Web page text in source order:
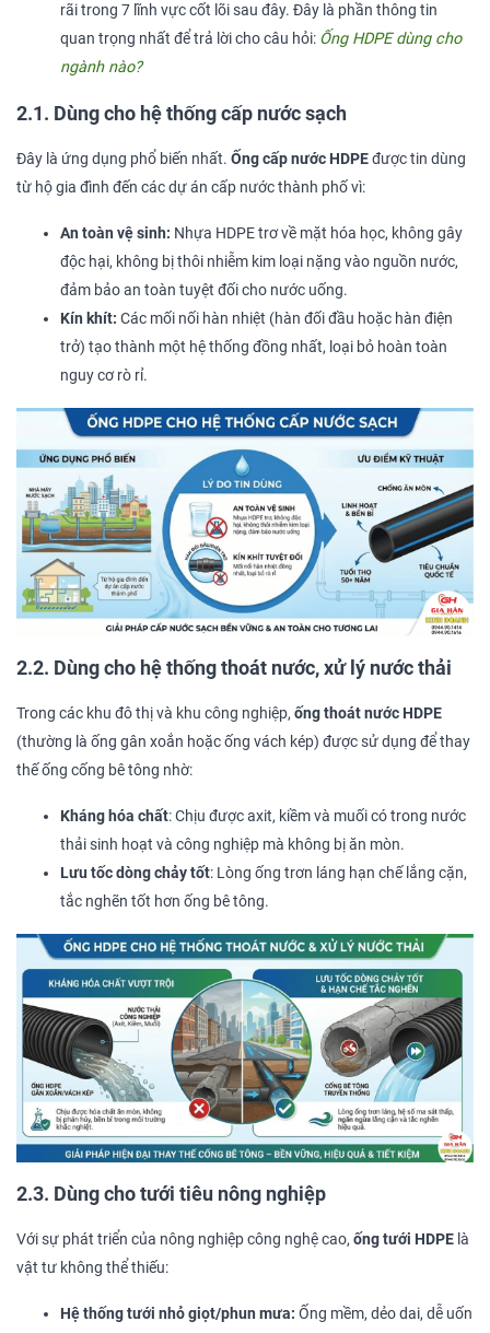
rãi trong 7 lĩnh vực cốt lõi sau đây. Đây là phần thông tin
quan trọng nhất để trả lời cho câu hỏi: Ống HDPE dùng cho
ngành nào?
2.1. Dùng cho hệ thống cấp nước sạch
Đây là ứng dụng phổ biến nhất. Ống cấp nước HDPEđược tin dùng
từ hộ gia đình đến các dự án cấp nước thành phố vì:
An toàn vệ sinh: Nhựa HDPE trơ về mặt hóa học, không gây
độc hại, không bị thôi nhiễm kim loại nặng vào nguồn nước,
đảm bảo an toàn tuyệt đối cho nước uống.
Kín khít: Các mối nối hàn nhiệt (hàn đối đầu hoặc hàn điện
trở) tạo thành một hệ thống đồng nhất, loại bỏ hoàn toàn
nguy cơ rò rỉ.
2.2. Dùng cho hệ thống thoát nước, xử lý nước thải
Trong các khu đô thị và khu công nghiệp, ống thoát nước HDPE
(thường là ống gân xoắn hoặc ống vách kép) được sử dụng để thay
thế ống cống bê tông nhờ:
Kháng hóa chất: Chịu được axit, kiềm và muối có trong nước
thải sinh hoạt và công nghiệp mà không bị ăn mòn.
Lưu tốc dòng chảy tốt: Lòng ống trơn láng hạn chế lắng cặn,
tắc nghẽn tốt hơn ống bê tông.
2.3. Dùng cho tưới tiêu nông nghiệp
Với sự phát triển của nông nghiệp công nghệ cao, ống tưới HDPE là
vật tư không thể thiếu:
Hệ thống tưới nhỏ giọt/phun mưa: Ống mềm, dẻo dai, dễ uốn